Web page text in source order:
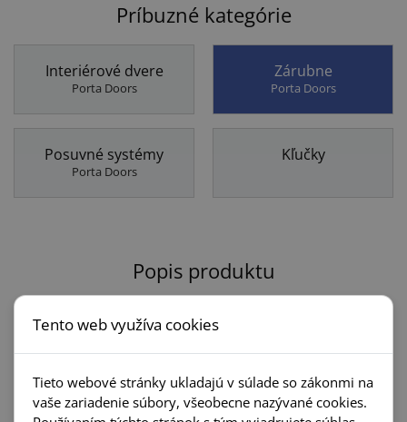
Príbuzné kategórie
Interiérové dvere
Porta Doors
Zárubne
Porta Doors
Posuvné systémy
Porta Doors
Kľučky
Popis produktu
Regulovateľná jednokrídlová
mm E
Konštrukcia- regulovateľná zárubňa je vyrobená z MDF dosky
Tento web využíva cookies
Tieto webové stránky ukladajú v súlade so zákonmi na
vaše zariadenie súbory, všeobecne nazývané cookies.